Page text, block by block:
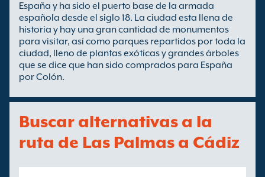
España y ha sido el puerto base de la armada
española desde el siglo 18. La ciudad esta llena de
historia y hay una gran cantidad de monumentos
para visitar, así como parques repartidos por toda la
ciudad, lleno de plantas exóticas y grandes árboles
que se dice que han sido comprados para España
por Colón.
Buscar alternativas a la
ruta de Las Palmas a Cádiz